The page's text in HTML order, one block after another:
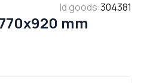
Id goods:304381
mm